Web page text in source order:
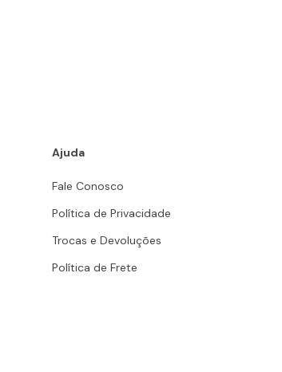
Ajuda
Fale Conosco
Política de Privacidade
Trocas e Devoluções
Política de Frete